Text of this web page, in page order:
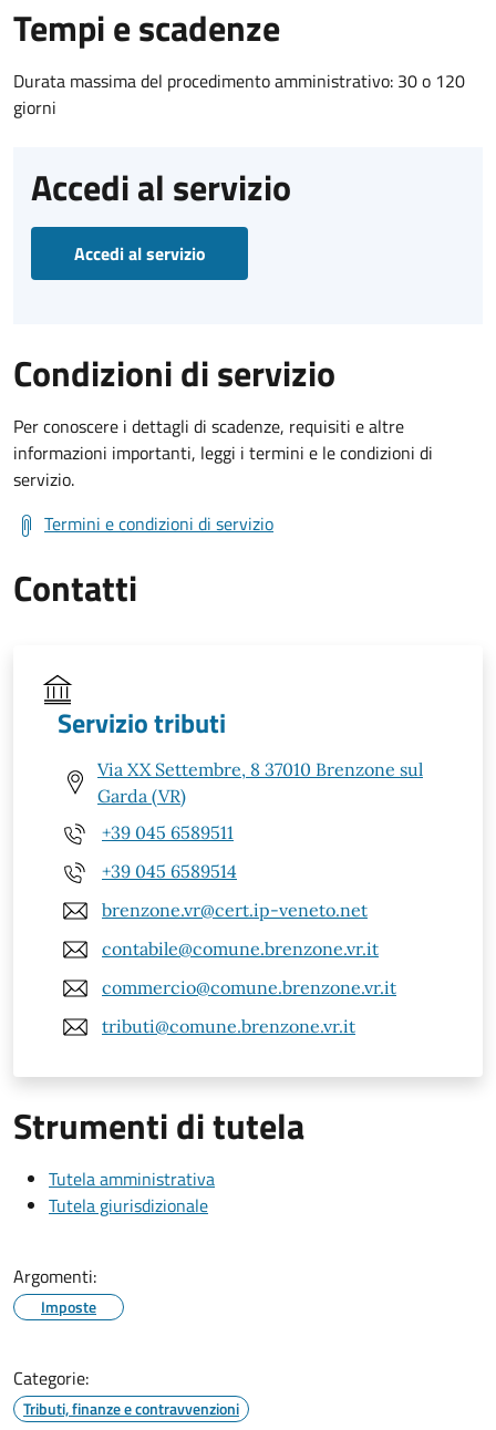
Tempi e scadenze
Durata massima del procedimento amministrativo: 30 o 120
giorni
Accedi al servizio
Accedi al servizio
Condizioni di servizio
Per conoscere i dettagli di scadenze, requisiti e altre
informazioni importanti, leggi i termini e le condizioni di
servizio.
Termini e condizioni di servizio
Contatti
Servizio tributi
Via XX Settembre, 8 37010 Brenzone sul
Garda (VR)
+39 045 6589511
+39 045 6589514
brenzone.vr@cert.ip-veneto.net
contabile@comune.brenzone.vr.it
commercio@comune.brenzone.vr.it
tributi@comune.brenzone.vr.it
Strumenti di tutela
Tutela amministrativa
Tutela giurisdizionale
Argomenti:
Imposte
Categorie:
Tributi, finanze e contravvenzioni